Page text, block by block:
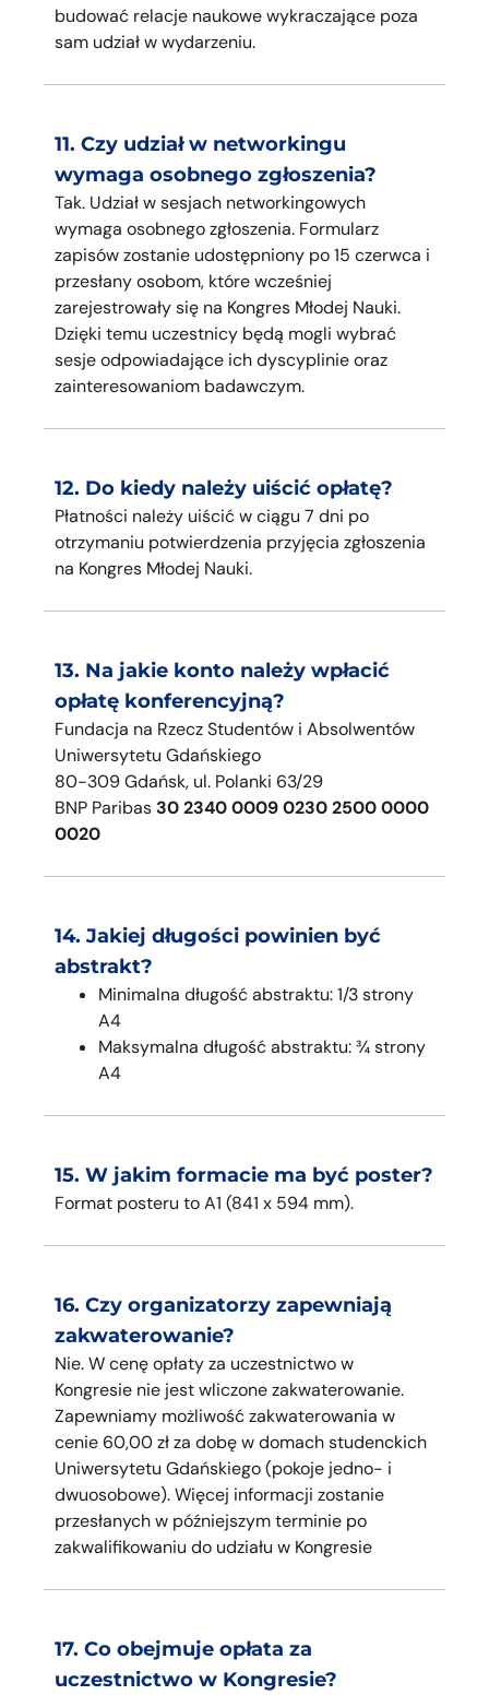
budować relacje naukowe wykraczające poza
sam udział w wydarzeniu.
11. Czy udział w networkingu
wymaga osobnego zgłoszenia?
Tak. Udział w sesjach networkingowych
wymaga osobnego zgłoszenia. Formularz
zapisów zostanie udostępniony po 15 czerwca i
przesłany osobom, które wcześniej
zarejestrowały się na Kongres Młodej Nauki.
Dzięki temu uczestnicy będą mogli wybrać
sesje odpowiadające ich dyscyplinie oraz
zainteresowaniom badawczym.
12. Do kiedy należy uiścić opłatę?
Płatności należy uiścić w ciągu 7 dni po
otrzymaniu potwierdzenia przyjęcia zgłoszenia
na Kongres Młodej Nauki.
13. Na jakie konto należy wpłacić
opłatę konferencyjną?
Fundacja na Rzecz Studentów i Absolwentów
Uniwersytetu Gdańskiego
80-309 Gdańsk, ul. Polanki 63/29
BNP Paribas 30 2340 0009 0230 2500 0000
0020
14. Jakiej długości powinien być
abstrakt?
Minimalna długość abstraktu: 1/3 strony
A4
Maksymalna długość abstraktu: ¾ strony
A4
15. W jakim formacie ma być poster?
Format posteru to A1 (841 x 594 mm).
16. Czy organizatorzy zapewniają
zakwaterowanie?
Nie. W cenę opłaty za uczestnictwo w
Kongresie nie jest wliczone zakwaterowanie.
Zapewniamy możliwość zakwaterowania w
cenie 60,00 zł za dobę w domach studenckich
Uniwersytetu Gdańskiego (pokoje jedno- i
dwuosobowe). Więcej informacji zostanie
przesłanych w późniejszym terminie po
zakwalifikowaniu do udziału w Kongresie
17. Co obejmuje opłata za
uczestnictwo w Kongresie?